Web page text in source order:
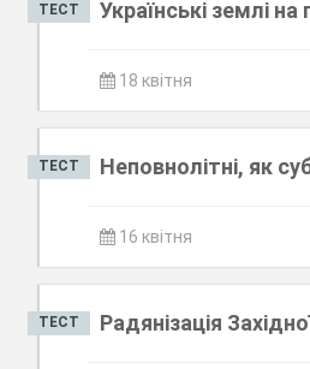
ТЕСТ Українські землі
18 квітня
ТЕСТ Неповнолітні, як
16 квітня
ТЕСТ Радянізація